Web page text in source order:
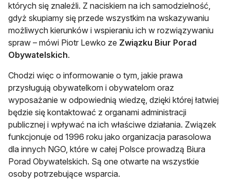
których się znaleźli. Z naciskiem na ich samodzielność,
gdyż skupiamy się przede wszystkim na wskazywaniu
możliwych kierunków i wspieraniu ich w rozwiązywaniu
spraw – mówi Piotr Lewko ze Związku Biur Porad
Obywatelskich.
Chodzi więc o informowanie o tym, jakie prawa
przysługują obywatelkom i obywatelom oraz
wyposażanie w odpowiednią wiedzę, dzięki której łatwiej
będzie się kontaktować z organami administracji
publicznej i wpływać na ich właściwe działania. Związek
funkcjonuje od 1996 roku jako organizacja parasolowa
dla innych NGO, które w całej Polsce prowadzą Biura
Porad Obywatelskich. Są one otwarte na wszystkie
osoby potrzebujące wsparcia.